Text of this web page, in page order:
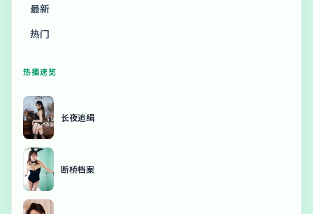
最新
热门
热播速览
长夜追缉
断桥档案